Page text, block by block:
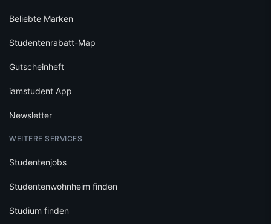
Beliebte Marken
Studentenrabatt-Map
Gutscheinheft
iamstudent App
Newsletter
WEITERE SERVICES
Studentenjobs
Studentenwohnheim finden
Studium finden